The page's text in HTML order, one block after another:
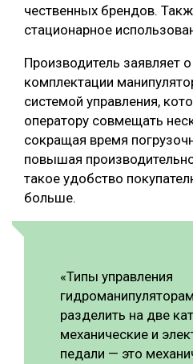
чественных брендов.
стационарное
Производитель заявляет
комплектации
системой управления,
оператору совмещать
сокращая время
повышая
такое удобство
больше.
«Типы управления
разделить на две
механические и
педали — это